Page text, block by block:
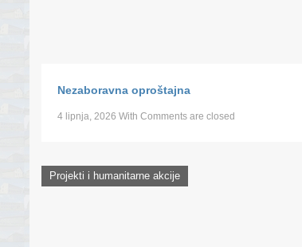
Nezaboravna oproštajna
4 lipnja, 2026 With Comments are closed
Projekti i humanitarne akcije